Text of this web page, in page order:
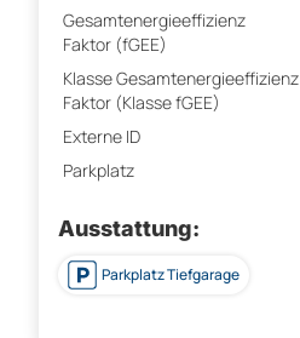
Gesamtenergieeffizienz
Faktor (fGEE)
Klasse Gesamtenergieeffizienz
Faktor (Klasse fGEE)
Externe ID
Parkplatz
Ausstattung:
Parkplatz Tiefgarage